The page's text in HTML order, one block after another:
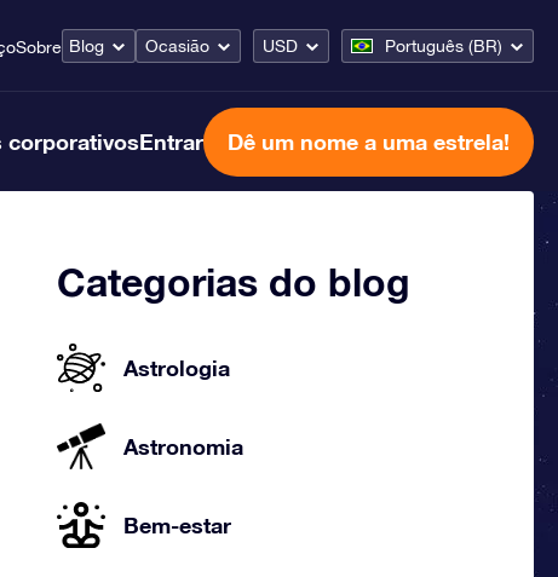
Sobre Blog Ocasião USD Português (BR)
corporativosEntrar Dê um nome a uma estrela!
Categorias do blog
Astrologia
Astronomia
Bem-estar